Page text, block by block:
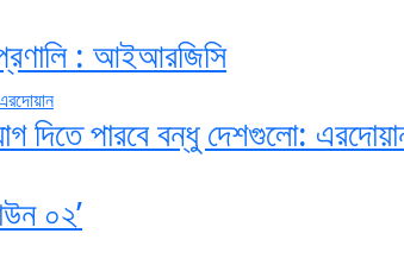
প্রণালি : আইআরজিসি
দিতে পারবে বন্ধু দেশগুলো:
০২’